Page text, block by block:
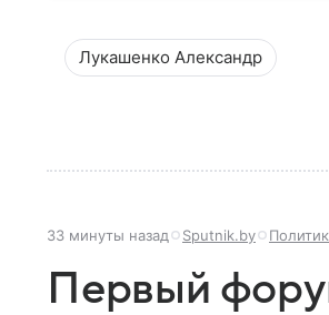
Лукашенко Александр
33 минуты назад Sputnik.by
Первый